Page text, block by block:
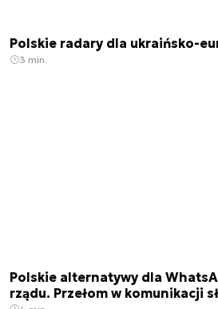
Polskie radary dla ukraińsko-
3 min.
Polskie alternatywy dla
rządu. Przełom w komunikacji